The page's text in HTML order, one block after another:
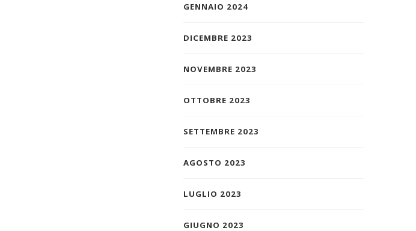
GENNAIO 2024
DICEMBRE 2023
NOVEMBRE 2023
OTTOBRE 2023
SETTEMBRE 2023
AGOSTO 2023
LUGLIO 2023
GIUGNO 2023